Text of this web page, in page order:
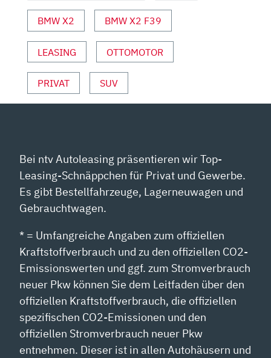
SPORT“
VON
YOUTUBE
ANZEIGEN
BMW X2 BMW X2 F39
LEASING OTTOMOTOR
PRIVAT SUV
Bei ntv Autoleasing präsentieren wir Top-
Leasing-Schnäppchen für Privat und Gewerbe.
Es gibt Bestellfahrzeuge, Lagerneuwagen und
Gebrauchtwagen.
* = Umfangreiche Angaben zum offiziellen
Kraftstoffverbrauch und zu den offiziellen CO2-
Emissionswerten und ggf. zum Stromverbrauch
neuer Pkw können Sie dem Leitfaden über den
offiziellen Kraftstoffverbrauch, die offiziellen
spezifischen CO2-Emissionen und den
offiziellen Stromverbrauch neuer Pkw
entnehmen. Dieser ist in allen Autohäusern und